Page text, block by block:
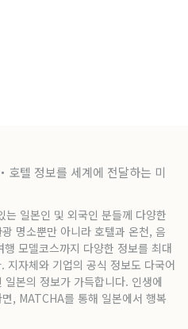
호텔 정보를 세계에 전달하는 미
일본인 및 외국인 분들께 다양한
명소뿐만 아니라 호텔과 온천, 음
모델코스까지 다양한 정보를 최대
지자체와 기업의 공식 정보도 다국어
본의 정보가 가득합니다. 인생에
, MATCHA를 통해 일본에서 행복